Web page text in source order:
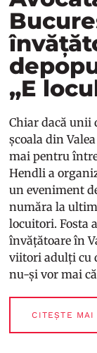
„E
Chiar dacă unii
școala din
mai pentru
Hendli a
un eveniment
număra la
locuitori. Fosta
învățătoare în
viitori adulți cu
nu-și vor mai
CITEȘTE MAI